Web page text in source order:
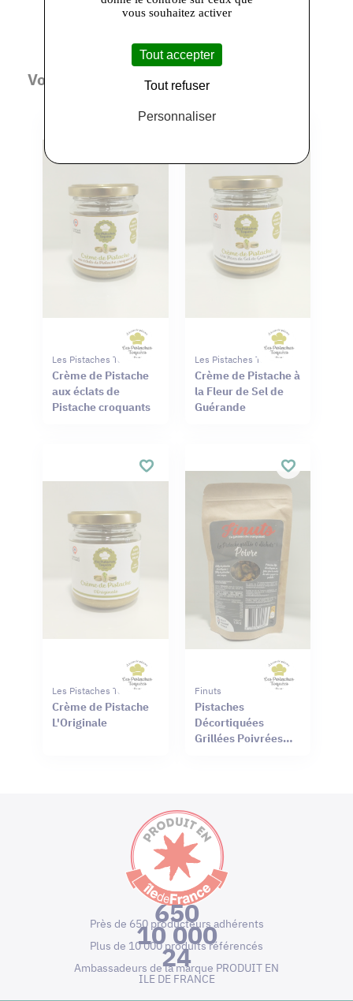
Vous aimerez aussi
Les Pistaches Toquées
Crème de Pistache
aux éclats de
Pistache croquants
Les Pistaches Toquées
Crème de Pistache à
la Fleur de Sel de
Guérande
Les Pistaches Toquées
Crème de Pistache
L'Originale
Finuts
Pistaches
Décortiquées
Grillées Poivrées
650
Près de 650 producteurs adhérents
10 000
Plus de 10 000 produits référencés
24
Ambassadeurs de la marque PRODUIT EN
ILE DE FRANCE
vous souhaitez activer
Tout accepter
Tout refuser
Personnaliser